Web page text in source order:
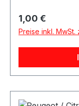
Regulärer Preis:
1,00 €
Preise inkl.